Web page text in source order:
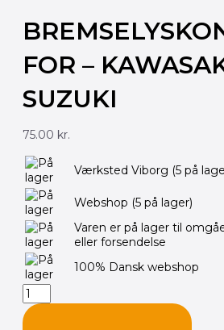
FOR –
SUZUKI
75.00 kr.
Værksted Viborg (5 på
Webshop (5 på lager)
Varen er på lager til
eller forsendelse
100% Dansk webshop
Bremselyskontakt
For
-
KAWASAKI
&
SUZUKI
antal